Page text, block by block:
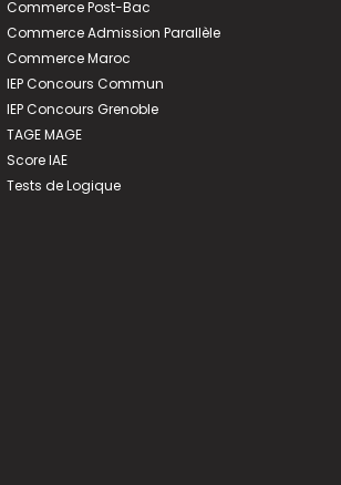
Commerce Post-Bac
Commerce Admission Parallèle
Commerce Maroc
IEP Concours Commun
IEP Concours Grenoble
TAGE MAGE
Score IAE
Tests de Logique